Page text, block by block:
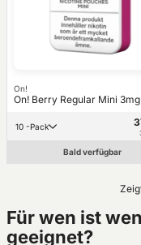
On!
On! Berry Regular Mini 3mg
10 -Pack
Bald verfügbar
Für wen ist
geeignet?